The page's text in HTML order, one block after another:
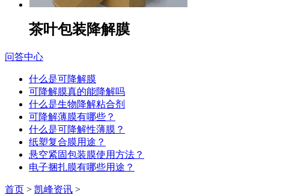
茶叶包装降解膜
问答中心
什么是可降解膜
可降解膜真的能降解吗
什么是生物降解粘合剂
可降解薄膜有哪些？
什么是可降解性薄膜？
纸塑复合膜用途？
悬空紧固包装膜使用方法？
电子捆扎膜有哪些用途？
首页 > 凯峰资讯 >